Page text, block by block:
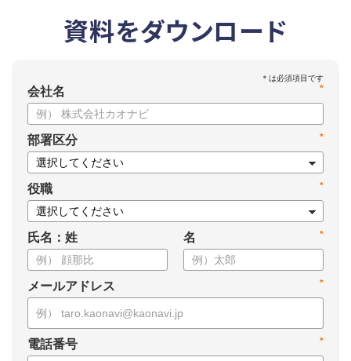
資料をダウンロード
*
会社名
*
部署区分
*
役職
氏名：姓 *
名
*
メールアドレス
*
電話番号